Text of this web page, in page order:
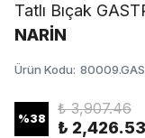
Tatlı Bıçak
NARİN
Ürün Kodu:
%38
₺ 3,907.46
₺ 2,426.53